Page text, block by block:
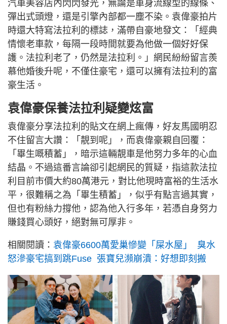
汽車美容店內閃閃發光，無論是車身流線型的線條、
彈出式頭燈，還是引擎內部都一塵不染。袁偉豪拍片
時還大特寫法拉利的標誌，滿帶自豪地發文：「經典
情懷老車款，每隔一段時間就要為他做一個好好保
護。法拉利老了，仍然是法拉利。」網民紛紛留言羨
慕他婚後升呢，不僅住豪宅，還可以擁有法拉利的富
豪生活。
袁偉豪保養法拉利疑變炫富
袁偉豪分享法拉利的貼文在網上瘋傳，好友馬國明忍
不住留言大讚：「靚到呢」，而袁偉豪親自回覆：
「畢生嘅積蓄」，暗示這輛靚車是他努力多年的心血
結晶。不過這番言論卻引起網民的質疑，指這款法拉
利目前市價大約80萬港元，對比他現時富裕的生活水
平，很難稱之為「畢生積蓄」，似乎有點言過其實，
但也有粉絲力撐他，認為他入行多年，若憑自身努力
賺錢買心頭好，絕對無可厚非。
相關閱讀： 袁偉豪6600萬愛巢慘變「屎水屋」 臭水
怒滲豪宅搞到跳Fuse 張寶兒瀕崩潰：好想即刻搬